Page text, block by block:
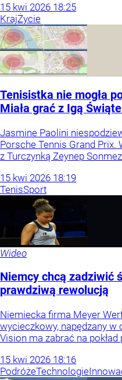
15 kwi 2026 18:25
KrajŻycie
Tenisistka nie mogła
Miała grać z Igą
Jasmine Paolini
Porsche Tennis Grand Prix.
z Turczynką Zeynep
15 kwi 2026 18:19
TenisSport
Wideo
Niemcy chcą zadziwić
prawdziwą rewolucją
Niemiecka firma Meyer
wycieczkowy, napędzany w
Vision ma zabrać na
15 kwi 2026 18:16
PodróżeTechnologie